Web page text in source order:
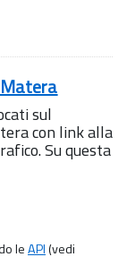
sul
con link alla
Su questa
leAPI(vedi